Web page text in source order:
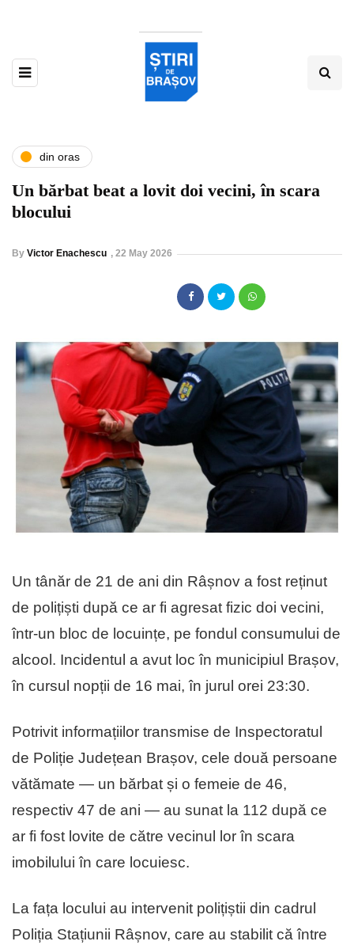
din oras
Un bărbat beat a lovit doi vecini, în scara
blocului
By Victor Enachescu , 22 May 2026
Un tânăr de 21 de ani din Râșnov a fost reținut
de polițiști după ce ar fi agresat fizic doi vecini,
într-un bloc de locuințe, pe fondul consumului de
alcool. Incidentul a avut loc în municipiul Brașov,
în cursul nopții de 16 mai, în jurul orei 23:30.
Potrivit informațiilor transmise de Inspectoratul
de Poliție Județean Brașov, cele două persoane
vătămate — un bărbat și o femeie de 46,
respectiv 47 de ani — au sunat la 112 după ce
ar fi fost lovite de către vecinul lor în scara
imobilului în care locuiesc.
La fața locului au intervenit polițiștii din cadrul
Poliția Stațiunii Râșnov, care au stabilit că între